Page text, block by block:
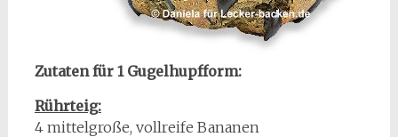
Zutaten für 1 Gugelhupfform:
Rührteig:
4 mittelgroße, vollreife Bananen